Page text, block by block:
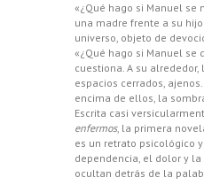
«¿Qué hago si Manuel se
una madre frente a su
universo, objeto de
«¿Qué hago si Manuel se
cuestiona. A su
espacios cerrados,
encima de ellos, la
Escrita casi
enfermos, la primera
es un retrato psicológico
dependencia, el dolor y
ocultan detrás de la